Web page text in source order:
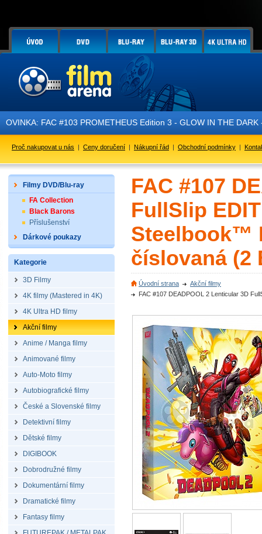
FAC #103 PROMETHEUS Edition 3 - GLOW IN THE DARK - je právě
Proč nakupovat u nás | Ceny doručení | Nákupní řád | Obchodní podmínky |
Filmy DVD/Blu-ray
FA Collection
Black Barons
Příslušenství
Dárkové poukazy
Kategorie
3D Filmy
4K filmy (Mastered in 4K)
4K Ultra HD filmy
Akční filmy
Anime / Manga filmy
Animované filmy
Auto-Moto filmy
Autobiografické filmy
České a Slovenské filmy
Detektivní filmy
Dětské filmy
DIGIBOOK
Dobrodružné filmy
Dokumentární filmy
Dramatické filmy
Fantasy filmy
FAC #107
FullSlip
Steelbook™
číslovaná (2
Úvodní strana
Akční filmy
FAC #107 DEADPOOL 2 Lenticular 3D